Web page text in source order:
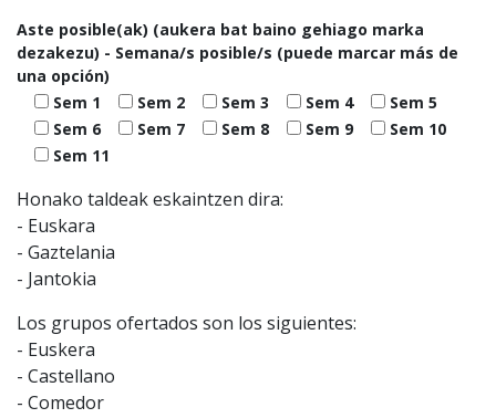
Aste posible(ak) (aukera bat baino gehiago marka
dezakezu) - Semana/s posible/s (puede marcar más de
una opción)
Sem 1
Sem 2 Sem 3 Sem 4
Sem 5
Sem 6
Sem 7 Sem 8 Sem 9
Sem 10
Sem 11
Honako taldeak eskaintzen dira:
- Euskara
- Gaztelania
- Jantokia
Los grupos ofertados son los siguientes:
- Euskera
- Castellano
- Comedor